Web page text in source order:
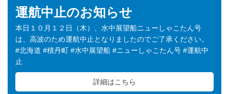
運航中止のお知らせ
本日１０月１２日（木）、水中展望船ニューしゃこたん号
は、高波のため運航中止となりましたのでご了承ください。
#北海道 #積丹町 #水中展望船 #ニューしゃこたん号 #運航中
止
詳細はこちら